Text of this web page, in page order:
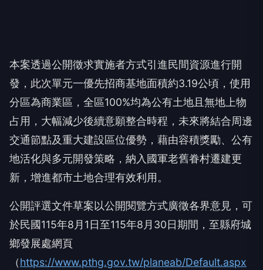
本案透過公開徵求實施者方式引進民間資源進行開
發，此次單元一優先招商基地面積約3.19公頃，使用
分區為商業區，全區100%均為公有土地且無地上物
占用，大幅減少後續意願整合時程，未來將結合周邊
交通節點及重大建設區位優勢，藉由容積獎勵、公有
地活化與多元開發策略，納入國軍老舊眷村遷建更
新，增進都市土地合理有效利用。
公開評選文件草案以公開閱覽方式廣徵各界意見，可
於民國115年8月1日至115年8月30日期間，至縣府城
鄉發展處網頁
（https://www.pthg.gov.tw/planeab/Default.aspx